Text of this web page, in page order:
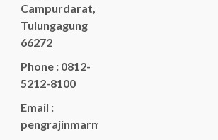
Campurdarat,
Tulungagung
66272
Phone : 0812-
5212-8100
Email :
pengrajinmarme88@gmail.com